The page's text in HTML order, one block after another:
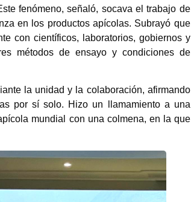
fenómeno, señaló, socava el trabajo de
en los productos apícolas. Subrayó que
con científicos, laboratorios, gobiernos y
métodos de ensayo y condiciones de
la unidad y la colaboración, afirmando
por sí solo. Hizo un llamamiento a una
mundial con una colmena, en la que